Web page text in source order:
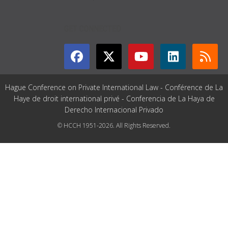
Hague Conference on Private International Law - Conférence de La
Haye de droit international privé - Conferencia de La Haya de
Derecho Internacional Privado
© HCCH 1951-2026. All Rights Reserved.